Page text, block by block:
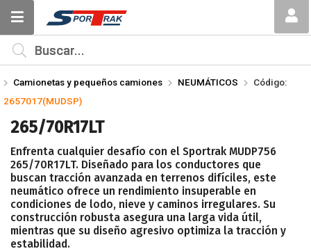
Compartir por email
Enviar
MI COMPRA
Camionetas y pequeños camiones NEUMÁTICOS
Código:
2657017(MUDSP)
265/70R17LT
Enfrenta cualquier desafío con el Sportrak MUDP756
265/70R17LT. Diseñado para los conductores que
buscan tracción avanzada en terrenos difíciles, este
neumático ofrece un rendimiento insuperable en
condiciones de lodo, nieve y caminos irregulares. Su
construcción robusta asegura una larga vida útil,
mientras que su diseño agresivo optimiza la tracción y
estabilidad.